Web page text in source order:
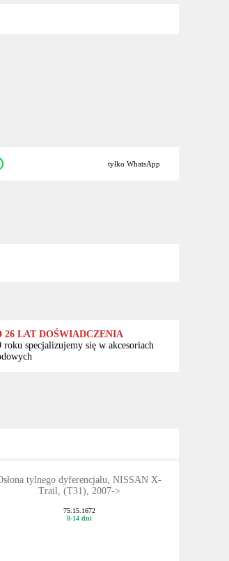
tyłko WhatsApp
26 LAT DOŚWIADCZENIA
roku specjalizujemy się w akcesoriach
tylnego dyferencjału, NISSAN X-
Trail, (T31), 2007->
75.15.1672
8-14 dni